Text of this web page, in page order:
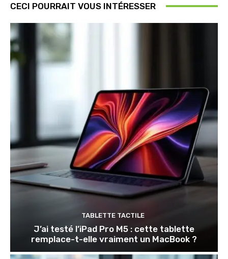
CECI POURRAIT VOUS INTÉRESSER
TABLETTE TACTILE
J’ai testé l’iPad Pro M5 : cette tablette
remplace-t-elle vraiment un MacBook ?